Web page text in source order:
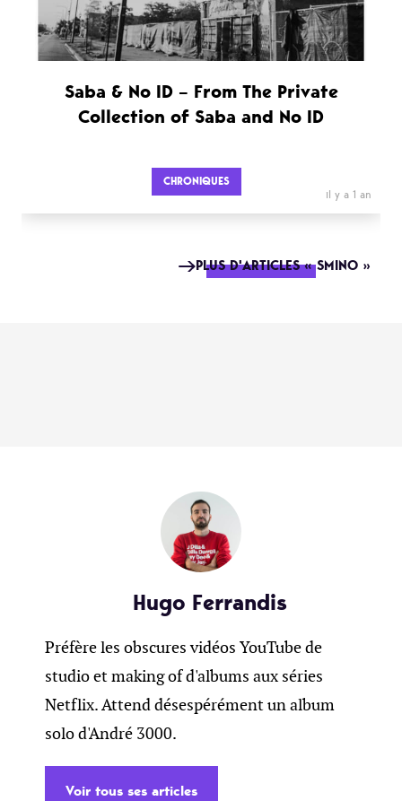
Saba & No ID – From The Private
Collection of Saba and No ID
CHRONIQUES
il y a 1 an
PLUS D'ARTICLES « SMINO »
Hugo Ferrandis
Préfère les obscures vidéos YouTube de
studio et making of d'albums aux séries
Netflix. Attend désespérément un album
solo d'André 3000.
Voir tous ses articles